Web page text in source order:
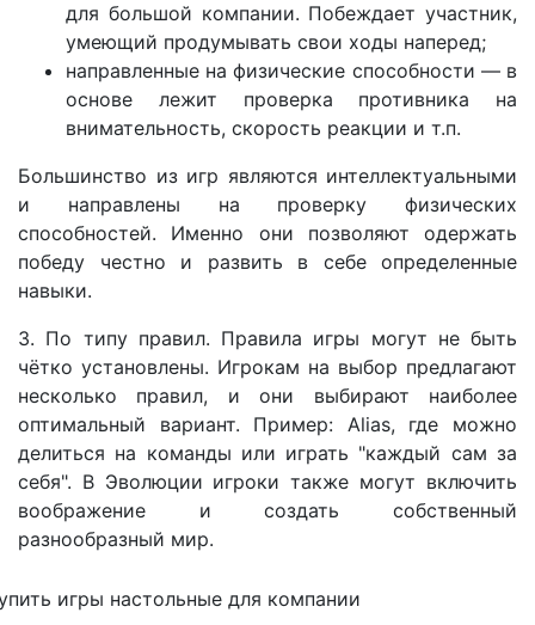
для большой компании. Побеждает участник,
умеющий продумывать свои ходы наперед;
направленные на физические способности — в
основе лежит проверка противника на
внимательность, скорость реакции и т.п.
Большинство из игр являются интеллектуальными
и направлены на проверку физических
способностей. Именно они позволяют одержать
победу честно и развить в себе определенные
навыки.
3. По типу правил. Правила игры могут не быть
чётко установлены. Игрокам на выбор предлагают
несколько правил, и они выбирают наиболее
оптимальный вариант. Пример: Alias, где можно
делиться на команды или играть "каждый сам за
себя". В Эволюции игроки также могут включить
воображение и создать собственный
разнообразный мир.